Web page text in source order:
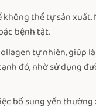
thể tự sản xuất.
bệnh tật.
tự nhiên, giúp
đó, nhờ sử dụng
bổ sung yến